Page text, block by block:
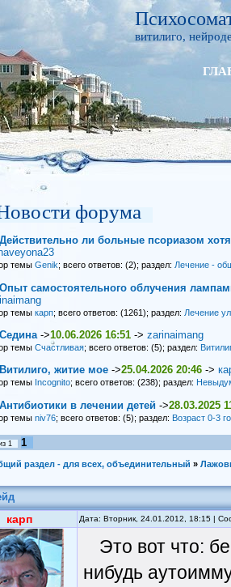
витилиго,
форума
Действительно ли больные псориазом
haveyona23
темы Genik; всего ответов: (2); раздел: Лечение -
Опыт самостоятельного облучения
темы карп; всего ответов: (1261); раздел: Лечение
Седина ->10.06.2026 16:51 ->zarinaimang
темы Счастливая; всего ответов: (5); раздел:
Витилиго, житие мое ->25.04.2026 20:46 ->
темы Incognito; всего ответов: (238); раздел:
Антибиотики в лечении детей ->28.03.2025
темы niv76; всего ответов: (5); раздел: Возраст 0-3
1 1
раздел - для всех, объединительный »
карп Дата: Вторник, 24.01.2012, 18:15 |
Это вот что:
нибудь